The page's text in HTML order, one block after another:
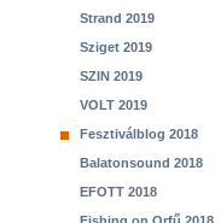
Strand 2019
Sziget 2019
SZIN 2019
VOLT 2019
Fesztiválblog 2018
Balatonsound 2018
EFOTT 2018